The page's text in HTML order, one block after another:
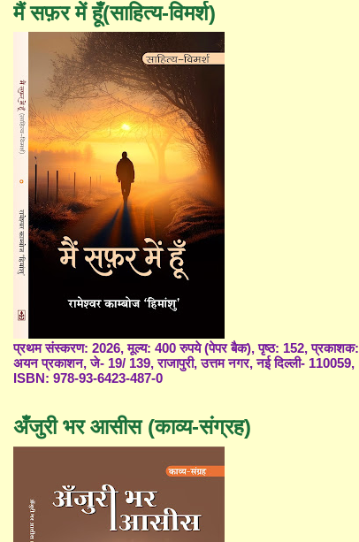
मैं सफ़र में हूँ(साहित्य-विमर्श)
प्रथम संस्करण: 2026, मूल्य: 400 रुपये (पेपर बैक), पृष्ठ: 152, प्रकाशक:
अयन प्रकाशन, जे- 19/ 139, राजापुरी, उत्तम नगर, नई दिल्ली- 110059,
ISBN: 978-93-6423-487-0
अँजुरी भर आसीस (काव्य-संग्रह)